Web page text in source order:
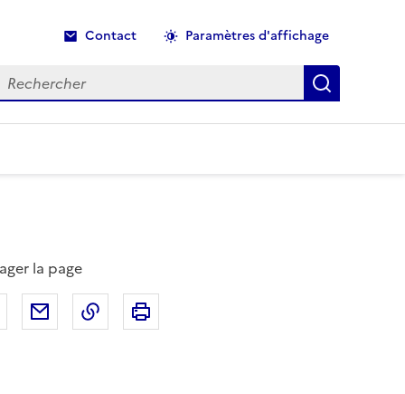
Contact Paramètres d'affichage
Recherche
la page
Partager sur Facebook
Partager par emailCopier dans le presse-papier